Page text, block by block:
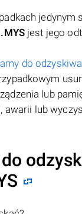
jedynym
.MYSjest jego
do
lub
awarii lub